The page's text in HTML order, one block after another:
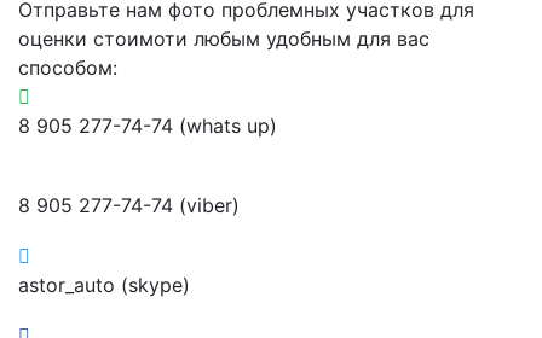
Отправьте нам фото проблемных участков для
оценки стоимоти любым удобным для вас
способом:
8 905 277-74-74 (whats up)
8 905 277-74-74 (viber)
astor_auto (skype)